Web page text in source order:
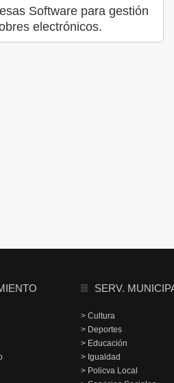
Software para gestión
electrónicos.
SERV.
> Cultura
> Deportes
> Educación
> Igualdad
> Policva Local